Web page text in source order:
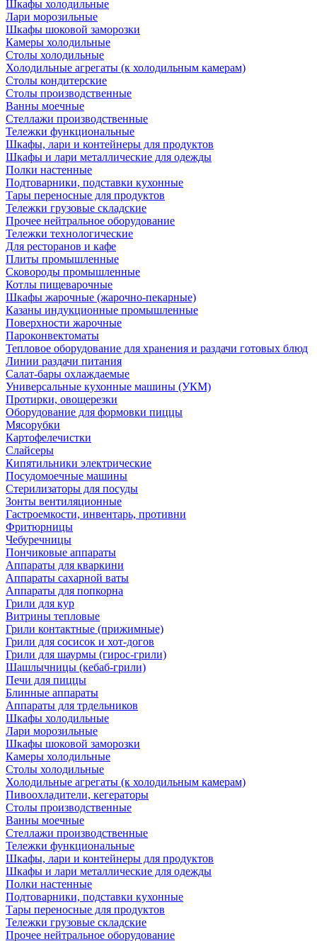
Шкафы холодильные
Лари морозильные
Шкафы шоковой заморозки
Камеры холодильные
Столы холодильные
Холодильные агрегаты (к холодильным камерам)
Столы кондитерские
Столы производственные
Ванны моечные
Стеллажи производственные
Тележки функциональные
Шкафы, лари и контейнеры для продуктов
Шкафы и лари металлические для одежды
Полки настенные
Подтоварники, подставки кухонные
Тары переносные для продуктов
Тележки грузовые складские
Прочее нейтральное оборудование
Тележки технологические
Для ресторанов и кафе
Плиты промышленные
Сковороды промышленные
Котлы пищеварочные
Шкафы жарочные (жарочно-пекарные)
Казаны индукционные промышленные
Поверхности жарочные
Пароконвектоматы
Тепловое оборудование для хранения и раздачи готовых блюд
Линии раздачи питания
Салат-бары охлаждаемые
Универсальные кухонные машины (УКМ)
Протирки, овощерезки
Оборудование для формовки пиццы
Мясорубки
Картофелечистки
Слайсеры
Кипятильники электрические
Посудомоечные машины
Стерилизаторы для посуды
Зонты вентиляционные
Гастроемкости, инвентарь, противни
Фритюрницы
Чебуречницы
Пончиковые аппараты
Аппараты для кваркини
Аппараты сахарной ваты
Аппараты для попкорна
Грили для кур
Витрины тепловые
Грили контактные (прижимные)
Грили для сосисок и хот-догов
Грили для шаурмы (гирос-грили)
Шашлычницы (кебаб-грили)
Печи для пиццы
Блинные аппараты
Аппараты для трдельников
Шкафы холодильные
Лари морозильные
Шкафы шоковой заморозки
Камеры холодильные
Столы холодильные
Холодильные агрегаты (к холодильным камерам)
Пивоохладители, кегераторы
Столы производственные
Ванны моечные
Стеллажи производственные
Тележки функциональные
Шкафы, лари и контейнеры для продуктов
Шкафы и лари металлические для одежды
Полки настенные
Подтоварники, подставки кухонные
Тары переносные для продуктов
Тележки грузовые складские
Прочее нейтральное оборудование